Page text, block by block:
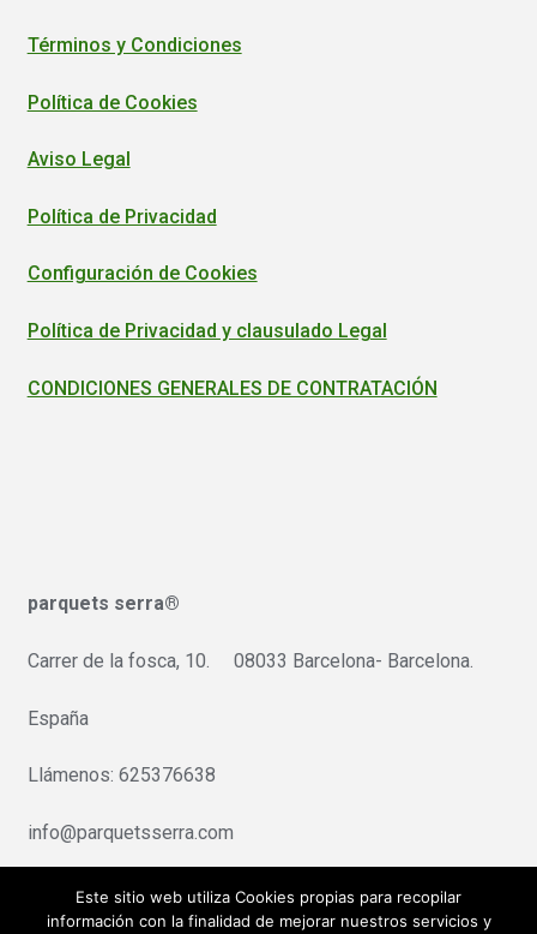
Términos y Condiciones
Política de Cookies
Aviso Legal
Política de Privacidad
Configuración de Cookies
Política de Privacidad y clausulado Legal
CONDICIONES GENERALES DE CONTRATACIÓN
parquets serra®
Carrer de la fosca, 10. 08033 Barcelona- Barcelona.
España
Llámenos: 625376638
info@parquetsserra.com
Pago seguro:Redsys/Servired
Este sitio web utiliza Cookies propias para recopilar
información con la finalidad de mejorar nuestros servicios y